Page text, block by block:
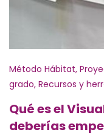
Método Hábitat,
grado, Recursos y
Qué es el
deberías